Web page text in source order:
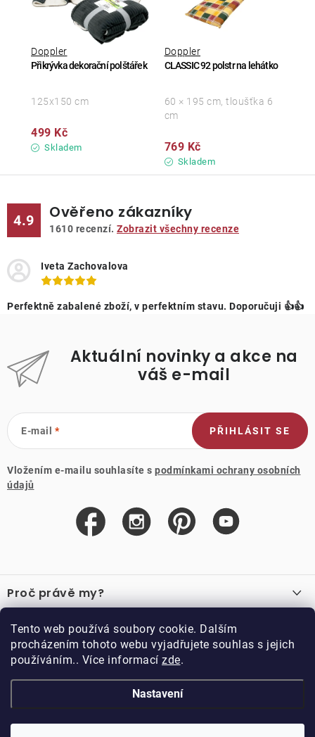
Tento web používá soubory cookie. Dalším
procházením tohoto webu vyjadřujete souhlas s jejich
používáním.. Více informací zde.
Nastavení
Přikrývka dekorační polštářek
Doppler
Skladem
499 Kč
125x150 cm
CLASSIC 92 polstr na lehátko
Doppler
Skladem
769 Kč
60 × 195 cm, tloušťka 6
cm
4.9 Ověřeno zákazníky
1610 recenzí. Zobrazit všechny recenze
Iveta Zachovalova
Perfektně zabalené zboží, v perfektním stavu. Doporučuji 👍👍
Aktuální novinky a akce na
váš e-mail
E-mail
Vložením e-mailu souhlasíte s podmínkami ochrany osobních
údajů
PŘIHLÁSIT SE
á
p
a
Proč právě my?
Recenze
Důležité odkazy
Velkoobchod
Vzorková prodejna
Kariéra
Blog
O nákupu
Obchodní podmínky
Podmínky věrnostního programu
Doppler CZ spol. s.r.o.,